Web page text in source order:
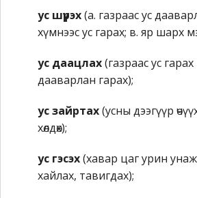
ус шүүрэх(а. газраас ус
хүмнээс ус гарах; в. яр шарх
ус даацлах(газраас ус
дааварлан гарах);
ус зайртах(усны дээгүүр
хөлдөх);
ус гэсэх(хавар цаг урин унаж
хайлах, тавигдах);